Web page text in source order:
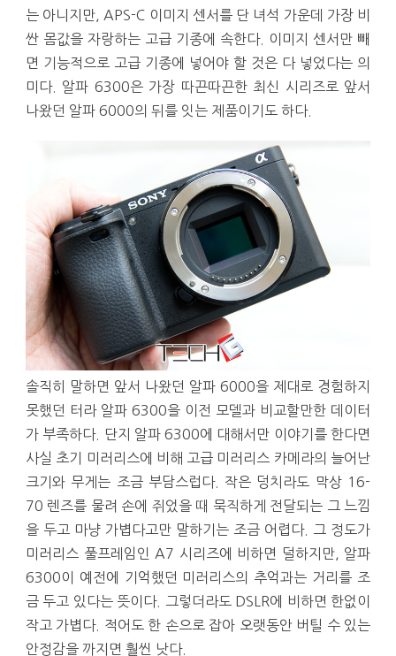
는 아니지만, APS-C 이미지 센서를 단 녀석 가운데 가장 비
싼 몸값을 자랑하는 고급 기종에 속한다. 이미지 센서만 빼
면 기능적으로 고급 기종에 넣어야 할 것은 다 넣었다는 의
미다. 알파 6300은 가장 따끈따끈한 최신 시리즈로 앞서
나왔던 알파 6000의 뒤를 잇는 제품이기도 하다.
솔직히 말하면 앞서 나왔던 알파 6000을 제대로 경험하지
못했던 터라 알파 6300을 이전 모델과 비교할만한 데이터
가 부족하다. 단지 알파 6300에 대해서만 이야기를 한다면
사실 초기 미러리스에 비해 고급 미러리스 카메라의 늘어난
크기와 무게는 조금 부담스럽다. 작은 덩치라도 막상 16-
70 렌즈를 물려 손에 쥐었을 때 묵직하게 전달되는 그 느낌
을 두고 마냥 가볍다고만 말하기는 조금 어렵다. 그 정도가
미러리스 풀프레임인 A7 시리즈에 비하면 덜하지만, 알파
6300이 예전에 기억했던 미러리스의 추억과는 거리를 조
금 두고 있다는 뜻이다. 그렇더라도 DSLR에 비하면 한없이
작고 가볍다. 적어도 한 손으로 잡아 오랫동안 버틸 수 있는
안정감을 까지면 훨씬 낫다.